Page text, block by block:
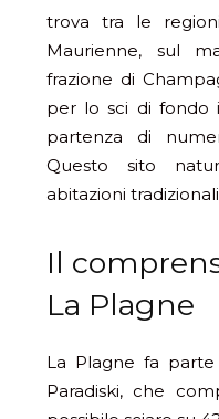
trova tra le
Maurienne, sul
frazione di
per lo sci di fondo
partenza di
Questo sito
abitazioni
Il
La Plagne
La Plagne fa
Paradiski, che